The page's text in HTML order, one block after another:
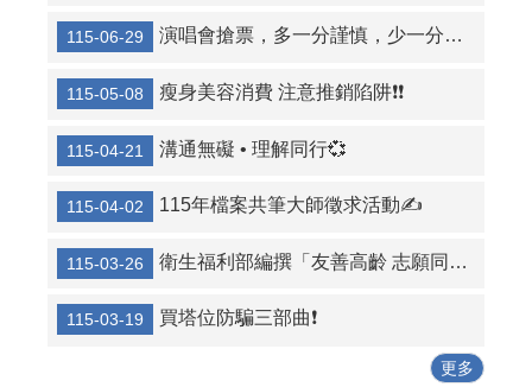
115-06-29 演唱會搶票，多一分謹慎，少一分損失​​​​​​​​​​​​​​❗
115-05-08 瘦身美容消費 注意推銷陷阱❗❗
115-04-21 溝通無礙 • 理解同行💞
115-04-02 115年檔案共筆大師徵求活動✍️
115-03-26 衛生福利部編撰「友善高齡 志願同行」高齡志工服務手冊
115-03-19 買塔位防騙三部曲❗
更多